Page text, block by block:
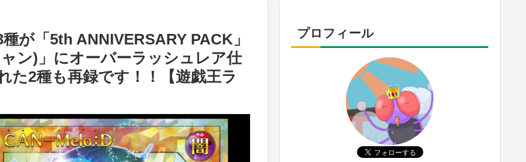
が「5th ANNIVERSARY PACK」
ン)」にオーバーラッシュレア仕
た2種も再録です！！【遊戯王ラ
プロフィール